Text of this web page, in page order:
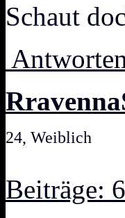
Schaut
24, Weiblich
Beiträge: